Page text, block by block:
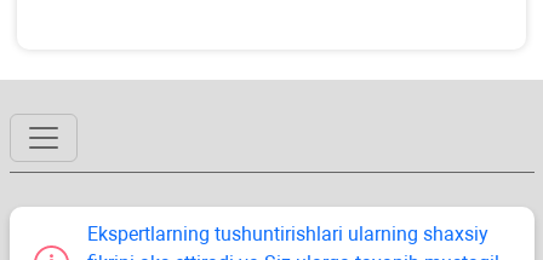
Ekspertlarning tushuntirishlari ularning shaхsiy